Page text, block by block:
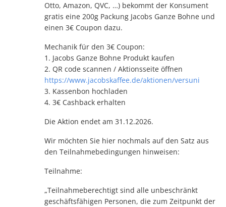
Otto, Amazon, QVC, …) bekommt der Konsument
gratis eine 200g Packung Jacobs Ganze Bohne und
einen 3€ Coupon dazu.
Mechanik für den 3€ Coupon:
1. Jacobs Ganze Bohne Produkt kaufen
2. QR code scannen / Aktionsseite öffnen
https://www.jacobskaffee.de/aktionen/versuni
3. Kassenbon hochladen
4. 3€ Cashback erhalten
Die Aktion endet am 31.12.2026.
Wir möchten Sie hier nochmals auf den Satz aus
den Teilnahmebedingungen hinweisen:
Teilnahme:
„Teilnahmeberechtigt sind alle unbeschränkt
geschäftsfähigen Personen, die zum Zeitpunkt der